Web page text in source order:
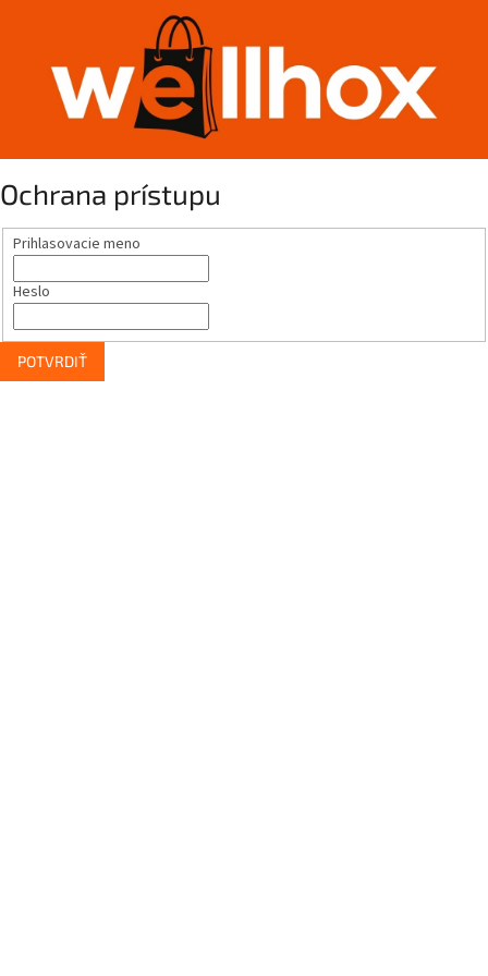
Ochrana prístupu
Prihlasovacie meno
Heslo
POTVRDIŤ